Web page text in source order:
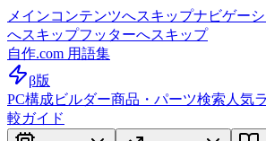
メインコンテンツへスキップナビゲー
へスキップフッターへスキップ
自作.com 用語集
β版
PC構成ビルダー商品・パーツ検索 人気
較ガイド